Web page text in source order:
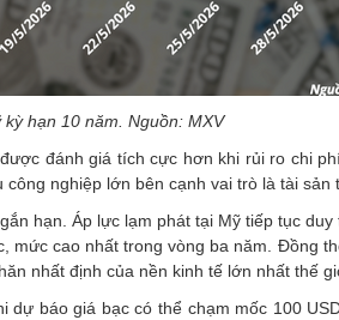
hạn 10 năm. Nguồn: MXV
đánh giá tích cực hơn khi rủi ro chi
nghiệp lớn bên cạnh vai trò là tài sản
hạn. Áp lực lạm phát tại Mỹ tiếp tục
mức cao nhất trong vòng ba năm. Đồng
nhất định của nền kinh tế lớn nhất thế
báo giá bạc có thể chạm mốc 100